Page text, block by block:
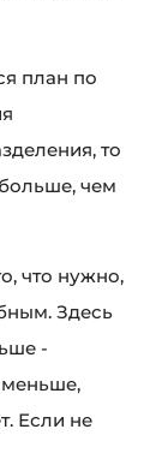
план по
то
чем
что нужно,
Здесь
-
меньше,
Если не